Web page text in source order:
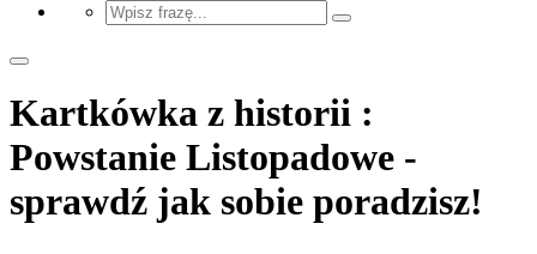
Kartkówka z historii :
Powstanie Listopadowe -
sprawdź jak sobie poradzisz!